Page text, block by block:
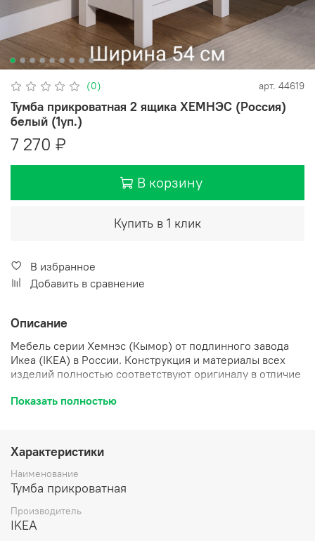
(0) арт. 44619
Тумба прикроватная 2 ящика ХЕМНЭС (Россия)
белый (1уп.)
7 270 ₽
В корзину
Купить в 1 клик
В избранное
Добавить в сравнение
Описание
Мебель серии Хемнэс (Кымор) от подлинного завода
Икеа (IKEA) в России. Конструкция и материалы всех
изделий полностью соответствуют оригиналу в отличие
на рынке. Поэтому вы можете докупить мебель к уже
Преимущества мебели Хемнэс в стиле Икеа:
Аутентичный внешний вид, исходное качество.
Внутренняя отделка полностью идентична
оригиналу, дно ящиков имеет стильный полосатый
Показать полностью
Характеристики
Наименование
Тумба прикроватная
Производитель
IKEA